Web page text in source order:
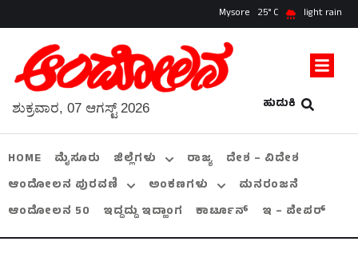
Mysore 25 light rain
ಹುಡುಕಿ
ಶುಕ್ರವಾರ, 07 ಆಗಸ್ಟ್ 2026
HOME ಮೈಸೂರು ಜಿಲ್ಲೆಗಳು ರಾಜ್ಯ
ದೇಶ – ವಿದೇಶ
ಆಂದೋಲನ ಪುರವಣಿ
ಅಂಕಣಗಳು
ಮನರಂಜನೆ
ಆಂದೋಲನ 50
ಇದ್ದದ್ದು ಇದ್ಹಾಂಗ ಕಾರ್ಟೂನ್ ಇ – ಪೇಪರ್